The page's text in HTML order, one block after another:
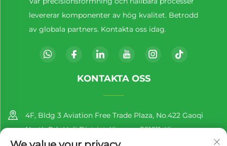
levererar komponenter av hög kvalitet. Betrodd
av globala partners. Kontakta oss idag.
KONTAKTA OSS
4F, Bldg 3 Aviation Free Trade Plaza, No.422 Gaoqi
North Rd., Huli District, Xiamen, 361011, Kina